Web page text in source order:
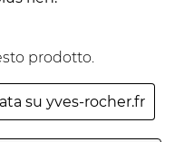
prodotto.
su yves-rocher.fr